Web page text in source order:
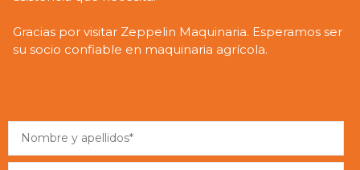
Gracias por visitar Zeppelin Maquinaria. Esperamos ser
su socio confiable en maquinaria agrícola.